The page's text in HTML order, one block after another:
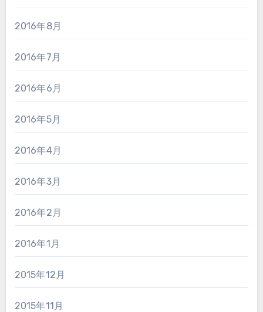
2016年8月
2016年7月
2016年6月
2016年5月
2016年4月
2016年3月
2016年2月
2016年1月
2015年12月
2015年11月